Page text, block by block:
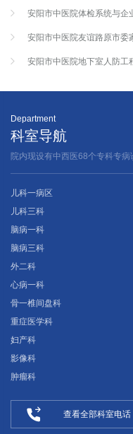
安阳市中医院体检系统与企业职工体
安阳市中医院友谊路原市委家属院
安阳市中医院地下室人防工程
Department
科室导航
院内现设有中西医68个专科专病
儿科一病区
儿科三科
脑病一科
脑病三科
外二科
心病一科
骨一椎间盘科
重症医学科
妇产科
影像科
肿瘤科
 查看全部科室电话